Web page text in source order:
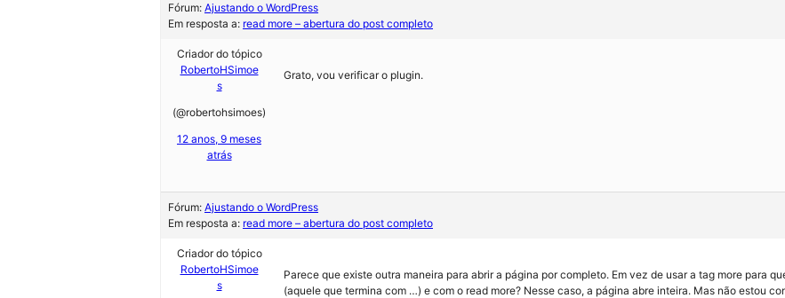
Fórum: Ajustando o WordPress
Em resposta a: read more – abertura do post completo
Criador do tópico
RobertoHSimoe
s
(@robertohsimoes)
12 anos, 9 meses
atrás
Grato, vou verificar o plugin.
Fórum: Ajustando o WordPress
Em resposta a: read more – abertura do post completo
Criador do tópico
RobertoHSimoe
s
Parece que existe outra maneira para abrir a página por completo. Em vez de usar a tag more para
(aquele que termina com …) e com o read more? Nesse caso, a página abre inteira. Mas não estou